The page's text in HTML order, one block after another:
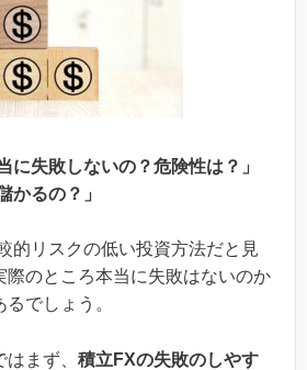
に失敗しないの？危険性は？」
かるの？」
的リスクの低い投資方法だと見
際のところ本当に失敗はないのか
でしょう。
まず、 積立FXの失敗のしやす